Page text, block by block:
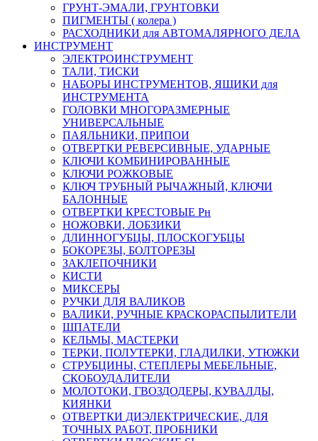
ГРУНТ-ЭМАЛИ, ГРУНТОВКИ
ПИГМЕНТЫ ( колера )
РАСХОДНИКИ для АВТОМАЛЯРНОГО ДЕЛА
ИНСТРУМЕНТ
ЭЛЕКТРОИНСТРУМЕНТ
ТАЛИ, ТИСКИ
НАБОРЫ ИНСТРУМЕНТОВ, ЯЩИКИ для
ИНСТРУМЕНТА
ГОЛОВКИ МНОГОРАЗМЕРНЫЕ
УНИВЕРСАЛЬНЫЕ
ПАЯЛЬНИКИ, ПРИПОИ
ОТВЕРТКИ РЕВЕРСИВНЫЕ, УДАРНЫЕ
КЛЮЧИ КОМБИНИРОВАННЫЕ
КЛЮЧИ РОЖКОВЫЕ
КЛЮЧ ТРУБНЫЙ РЫЧАЖНЫЙ, КЛЮЧИ
БАЛОННЫЕ
ОТВЕРТКИ КРЕСТОВЫЕ Рн
НОЖОВКИ, ЛОБЗИКИ
ДЛИННОГУБЦЫ, ПЛОСКОГУБЦЫ
БОКОРЕЗЫ, БОЛТОРЕЗЫ
ЗАКЛЕПОЧНИКИ
КИСТИ
МИКСЕРЫ
РУЧКИ ДЛЯ ВАЛИКОВ
ВАЛИКИ, РУЧНЫЕ КРАСКОРАСПЫЛИТЕЛИ
ШПАТЕЛИ
КЕЛЬМЫ, МАСТЕРКИ
ТЕРКИ, ПОЛУТЕРКИ, ГЛАДИЛКИ, УТЮЖКИ
СТРУБЦИНЫ, СТЕПЛЕРЫ МЕБЕЛЬНЫЕ,
СКОБОУДАЛИТЕЛИ
МОЛОТОКИ, ГВОЗДОДЕРЫ, КУВАЛДЫ,
КИЯНКИ
ОТВЕРТКИ ДИЭЛЕКТРИЧЕСКИЕ, ДЛЯ
ТОЧНЫХ РАБОТ, ПРОБНИКИ